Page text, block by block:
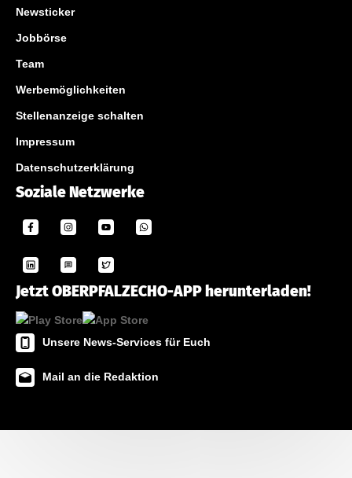
Newsticker
Jobbörse
Team
Werbemöglichkeiten
Stellenanzeige schalten
Impressum
Datenschutzerklärung
Soziale Netzwerke
Jetzt OBERPFALZECHO-APP herunterladen!
Unsere News-Services für Euch
Mail an die Redaktion